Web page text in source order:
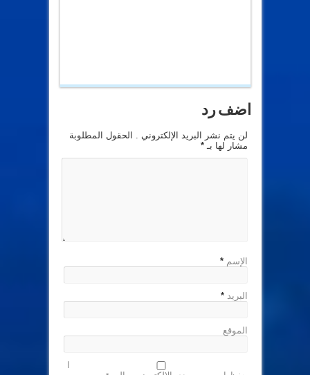
اضف رد
لن يتم نشر البريد الإلكتروني . الحقول المطلوبة
مشار لها بـ*
الإسم *
البريد *
الموقع
ا